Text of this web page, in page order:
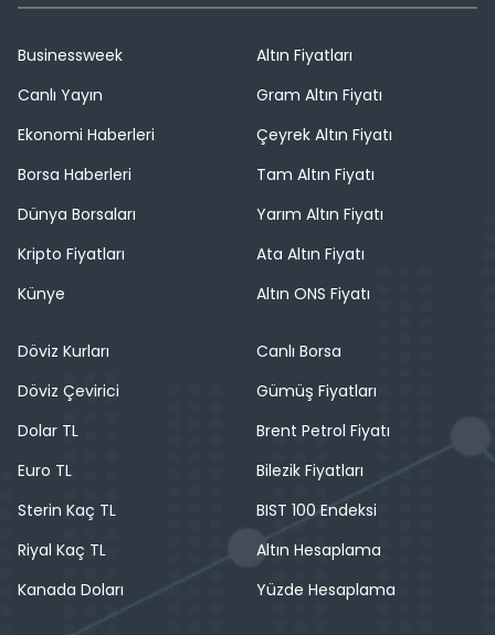
Businessweek
Canlı Yayın
Ekonomi Haberleri
Borsa Haberleri
Dünya Borsaları
Kripto Fiyatları
Künye
Altın Fiyatları
Gram Altın Fiyatı
Çeyrek Altın Fiyatı
Tam Altın Fiyatı
Yarım Altın Fiyatı
Ata Altın Fiyatı
Altın ONS Fiyatı
Döviz Kurları
Döviz Çevirici
Dolar TL
Euro TL
Sterin Kaç TL
Riyal Kaç TL
Kanada Doları
Canlı Borsa
Gümüş Fiyatları
Brent Petrol Fiyatı
Bilezik Fiyatları
BIST 100 Endeksi
Altın Hesaplama
Yüzde Hesaplama